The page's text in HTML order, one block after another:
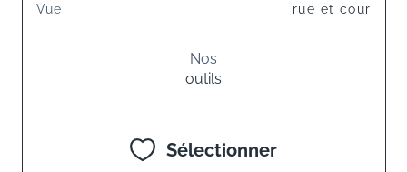
Vue rue et cour
Nos
outils
Sélectionner